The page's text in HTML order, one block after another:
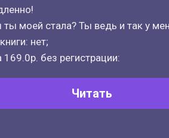
моей стала? Ты ведь и так у
нет;
без регистрации:
Читать